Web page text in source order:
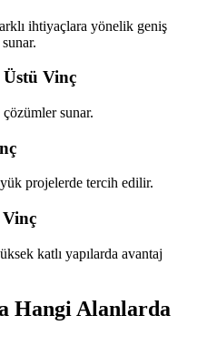
ihtiyaçlara yönelik geniş
Vinç
çözümler sunar.
projelerde tercih edilir.
Vinç
katlı yapılarda avantaj
Hangi Alanlarda